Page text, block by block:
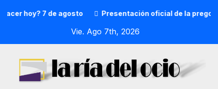
hoy? 7 de agosto Presentación oficial de la
Vie. Ago 7th, 2026